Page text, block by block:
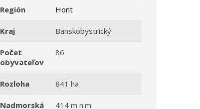
Región Hont
Kraj Banskobystrický
Počet
obyvateľov
86
Rozloha 841 ha
Nadmorská
414 m n.m.